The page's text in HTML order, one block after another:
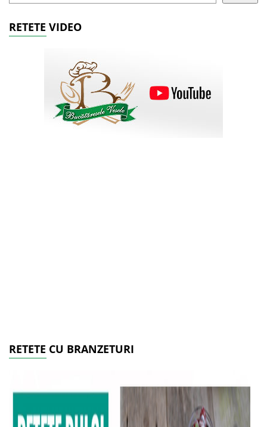
RETETE VIDEO
RETETE CU BRANZETURI